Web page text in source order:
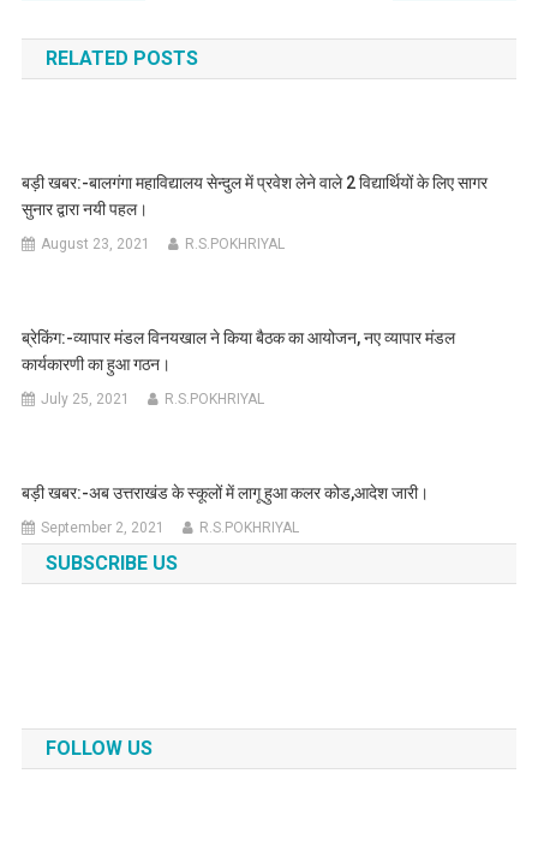
navigation
RELATED POSTS
बड़ी खबर:-बालगंगा महाविद्यालय सेन्दुल में प्रवेश लेने वाले 2 विद्यार्थियों के लिए सागर
सुनार द्वारा नयी पहल।
August 23, 2021 R.S.POKHRIYAL
ब्रेकिंग:-व्यापार मंडल विनयखाल ने किया बैठक का आयोजन, नए व्यापार मंडल
कार्यकारणी का हुआ गठन।
July 25, 2021 R.S.POKHRIYAL
बड़ी खबर:-अब उत्तराखंड के स्कूलों में लागू हुआ कलर कोड,आदेश जारी।
September 2, 2021 R.S.POKHRIYAL
SUBSCRIBE US
FOLLOW US